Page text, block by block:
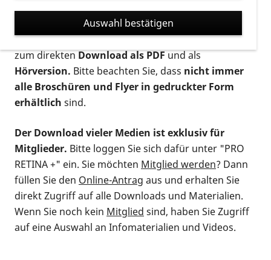
suchen. Die meisten Flyer und Broschüren werden in
verschiedenen Formaten angeboten: zur
postalischen Bestellung als gedruckte Variante
zum direktenDownload als PDFund als
Hörversion. Bitte beachten Sie, dass nicht immer
alle Broschüren und Flyer in gedruckter Form
erhältlich sind.
Der Download vieler Medien ist exklusiv für
Mitglieder. Bitte loggen Sie sich dafür unter "PRO
RETINA +" ein. Sie möchten Mitglied werden? Dann
füllen Sie den Online-Antrag aus und erhalten Sie
direkt Zugriff auf alle Downloads und Materialien.
Wenn Sie noch kein Mitglied sind, haben Sie Zugriff
auf eine Auswahl an Infomaterialien und Videos.
Auswahl bestätigen